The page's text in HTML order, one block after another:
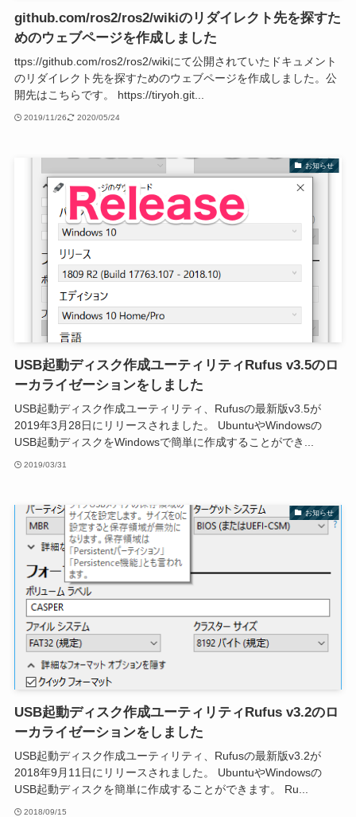
github.com/ros2/ros2/wikiのリダイレクト先を探すた
めのウェブページを作成しました
ttps://github.com/ros2/ros2/wikiにて公開されていたドキュメント
のリダイレクト先を探すためのウェブページを作成しました。公
開先はこちらです。 https://tiryoh.git...
2019/11/26 2020/05/24
お知らせ
USB起動ディスク作成ユーティリティRufus v3.5のロ
ーカライゼーションをしました
USB起動ディスク作成ユーティリティ、Rufusの最新版v3.5が
2019年3月28日にリリースされました。 UbuntuやWindowsの
USB起動ディスクをWindowsで簡単に作成することができ...
2019/03/31
お知らせ
USB起動ディスク作成ユーティリティRufus v3.2のロ
ーカライゼーションをしました
USB起動ディスク作成ユーティリティ、Rufusの最新版v3.2が
2018年9月11日にリリースされました。 UbuntuやWindowsの
USB起動ディスクを簡単に作成することができます。 Ru...
2018/09/15